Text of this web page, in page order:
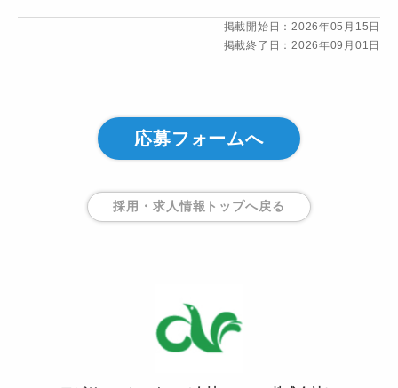
掲載開始日：2026年05月15日
掲載終了日：2026年09月01日
応募フォームへ
採用・求人情報トップへ戻る